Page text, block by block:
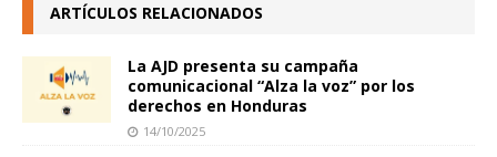
ARTÍCULOS RELACIONADOS
La AJD presenta su campaña
comunicacional “Alza la voz” por los
derechos en Honduras
14/10/2025